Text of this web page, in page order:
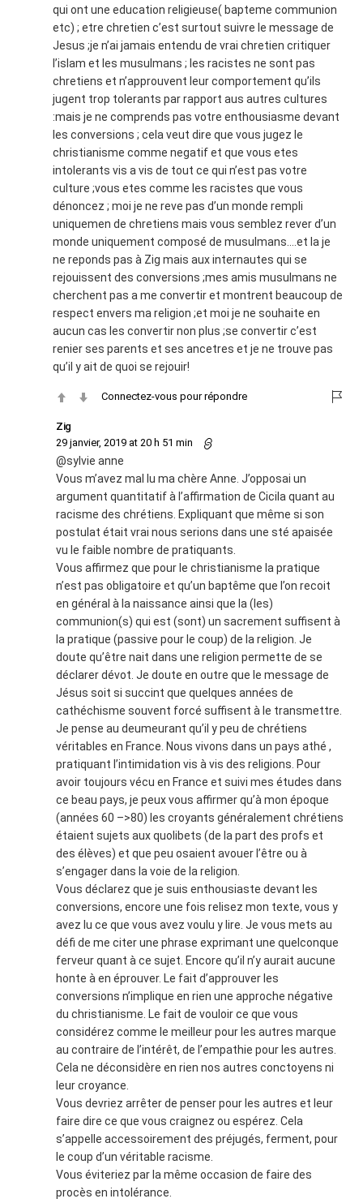
qui ont une education religieuse( bapteme communion
etc) ; etre chretien c’est surtout suivre le message de
Jesus ;je n’ai jamais entendu de vrai chretien critiquer
l’islam et les musulmans ; les racistes ne sont pas
chretiens et n’approuvent leur comportement qu’ils
jugent trop tolerants par rapport aus autres cultures
:mais je ne comprends pas votre enthousiasme devant
les conversions ; cela veut dire que vous jugez le
christianisme comme negatif et que vous etes
intolerants vis a vis de tout ce qui n’est pas votre
culture ;vous etes comme les racistes que vous
dénoncez ; moi je ne reve pas d’un monde rempli
uniquemen de chretiens mais vous semblez rever d’un
monde uniquement composé de musulmans….et la je
ne reponds pas à Zig mais aux internautes qui se
rejouissent des conversions ;mes amis musulmans ne
cherchent pas a me convertir et montrent beaucoup de
respect envers ma religion ;et moi je ne souhaite en
aucun cas les convertir non plus ;se convertir c’est
renier ses parents et ses ancetres et je ne trouve pas
qu’il y ait de quoi se rejouir!
Connectez-vous pour répondre
Zig
29 janvier, 2019 at 20 h 51 min
@sylvie anne
Vous m’avez mal lu ma chère Anne. J’opposai un
argument quantitatif à l’affirmation de Cicila quant au
racisme des chrétiens. Expliquant que même si son
postulat était vrai nous serions dans une sté apaisée
vu le faible nombre de pratiquants.
Vous affirmez que pour le christianisme la pratique
n’est pas obligatoire et qu’un baptême que l’on recoit
en général à la naissance ainsi que la (les)
communion(s) qui est (sont) un sacrement suffisent à
la pratique (passive pour le coup) de la religion. Je
doute qu’être nait dans une religion permette de se
déclarer dévot. Je doute en outre que le message de
Jésus soit si succint que quelques années de
cathéchisme souvent forcé suffisent à le transmettre.
Je pense au deumeurant qu’il y peu de chrétiens
véritables en France. Nous vivons dans un pays athé ,
pratiquant l’intimidation vis à vis des religions. Pour
avoir toujours vécu en France et suivi mes études dans
ce beau pays, je peux vous affirmer qu’à mon époque
(années 60 –>80) les croyants généralement chrétiens
étaient sujets aux quolibets (de la part des profs et
des élèves) et que peu osaient avouer l’être ou à
s’engager dans la voie de la religion.
Vous déclarez que je suis enthousiaste devant les
conversions, encore une fois relisez mon texte, vous y
avez lu ce que vous avez voulu y lire. Je vous mets au
défi de me citer une phrase exprimant une quelconque
ferveur quant à ce sujet. Encore qu’il n’y aurait aucune
honte à en éprouver. Le fait d’approuver les
conversions n’implique en rien une approche négative
du christianisme. Le fait de vouloir ce que vous
considérez comme le meilleur pour les autres marque
au contraire de l’intérêt, de l’empathie pour les autres.
Cela ne déconsidère en rien nos autres conctoyens ni
leur croyance.
Vous devriez arrêter de penser pour les autres et leur
faire dire ce que vous craignez ou espérez. Cela
s’appelle accessoirement des préjugés, ferment, pour
le coup d’un véritable racisme.
Vous éviteriez par la même occasion de faire des
procès en intolérance.